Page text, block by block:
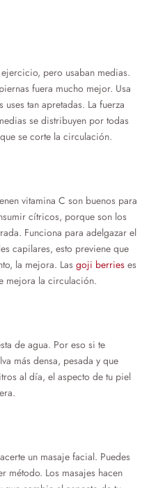
pero usaban medias.
fuera mucho mejor. Usa
tan apretadas. La fuerza
se distribuyen por todas
se corte la circulación.
vitamina C son buenos para
cítricos, porque son los
Funciona para adelgazar el
capilares, esto previene que
la mejora. Las goji berries es
mejora la circulación.
de agua. Por eso si te
más densa, pesada y que
al día, el aspecto de tu piel
un masaje facial. Puedes
método. Los masajes hacen